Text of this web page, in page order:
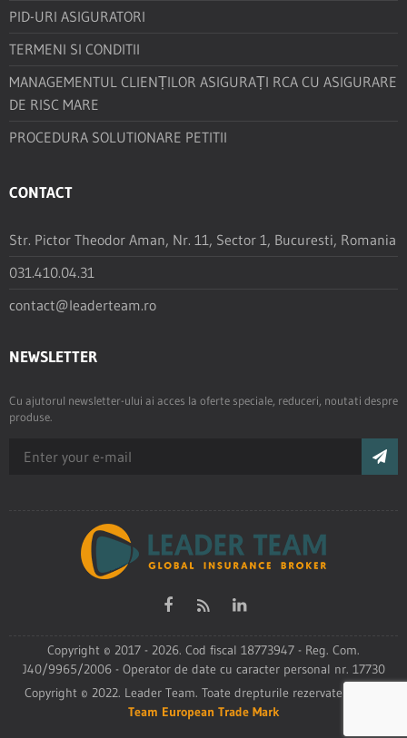
PID-URI ASIGURATORI
TERMENI SI CONDITII
MANAGEMENTUL CLIENȚILOR ASIGURAȚI RCA CU ASIGURARE
DE RISC MARE
PROCEDURA SOLUTIONARE PETITII
CONTACT
Str. Pictor Theodor Aman, Nr. 11, Sector 1, Bucuresti, Romania
031.410.04.31
contact@leaderteam.ro
NEWSLETTER
Cu ajutorul newsletter-ului ai acces la oferte speciale, reduceri, noutati despre
produse.
Copyright © 2017 - 2026. Cod fiscal 18773947 - Reg. Com.
J40/9965/2006 - Operator de date cu caracter personal nr. 17730
Copyright © 2022. Leader Team. Toate drepturile rezervate
Team European Trade Mark